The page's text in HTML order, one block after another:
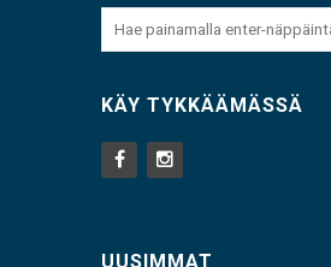
KÄY TYKKÄÄMÄSSÄ
UUSIMMAT